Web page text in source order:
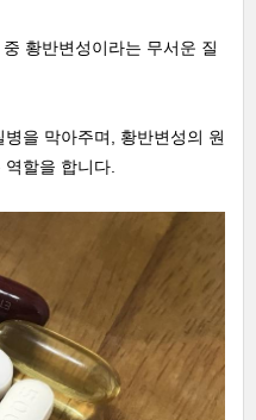
황반변성이라는 무서운 질
을 막아주며, 황반변성의 원
역할을 합니다.